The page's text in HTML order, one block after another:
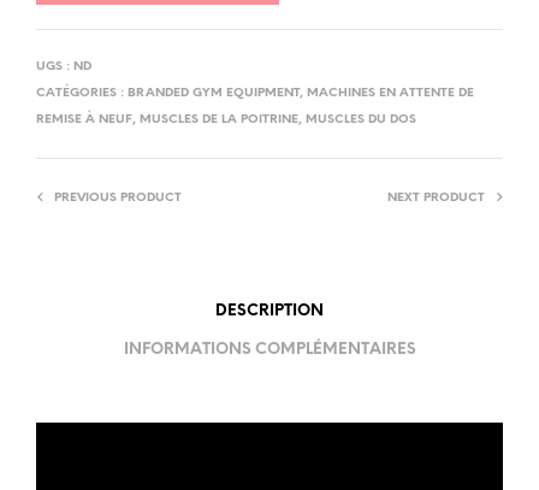
UGS : ND
CATÉGORIES : BRANDED GYM EQUIPMENT, MACHINES EN ATTENTE DE
REMISE À NEUF, MUSCLES DE LA POITRINE, MUSCLES DU DOS
PREVIOUS PRODUCT NEXT PRODUCT
DESCRIPTION
INFORMATIONS COMPLÉMENTAIRES